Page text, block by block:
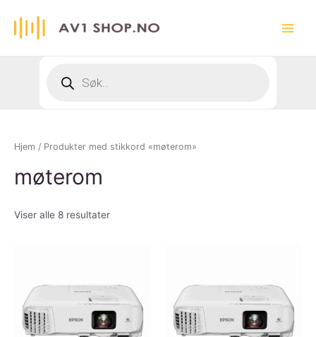
search
Hjem / Produkter med stikkord «møterom»
møterom
Viser alle 8 resultater